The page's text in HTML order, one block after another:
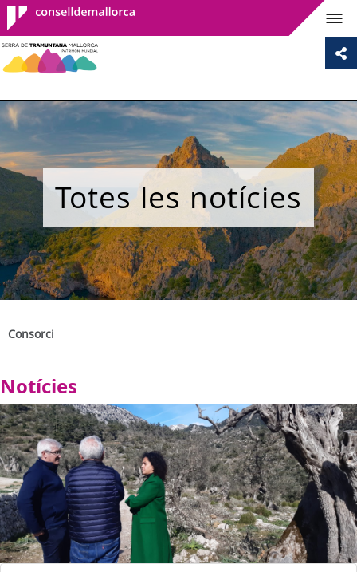
Consell de
Mallorca
Totes les notícies
Consorci
Notícies